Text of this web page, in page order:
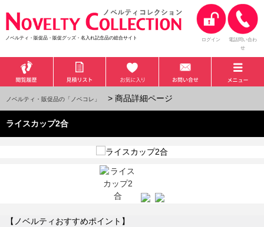
ノベルティ・販促品・販促グッズ・名入れ記念品の総合サイト ログイン
電話問い合わ
せ
ノベルティ・販促品の「ノベコレ」 > 商品詳細ページ
ライスカップ2合
【ノベルティおすすめポイント】